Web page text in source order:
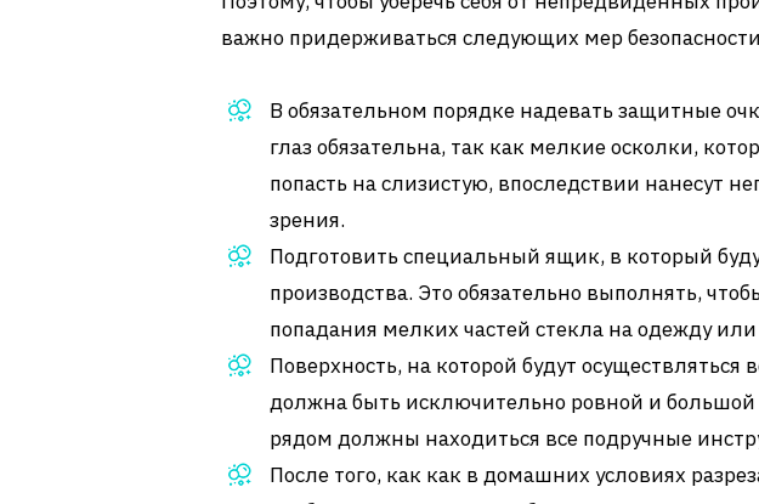
важно придерживаться следующих мер
В обязательном порядке надевать защитные
глаз обязательна, так как мелкие осколки,
попасть на слизистую, впоследствии нанесут
зрения.
Подготовить специальный ящик, в который
производства. Это обязательно выполнять,
попадания мелких частей стекла на одежду или
Поверхность, на которой будут осуществляться
должна быть исключительно ровной и
рядом должны находиться все подручные
После того, как как в домашних условиях